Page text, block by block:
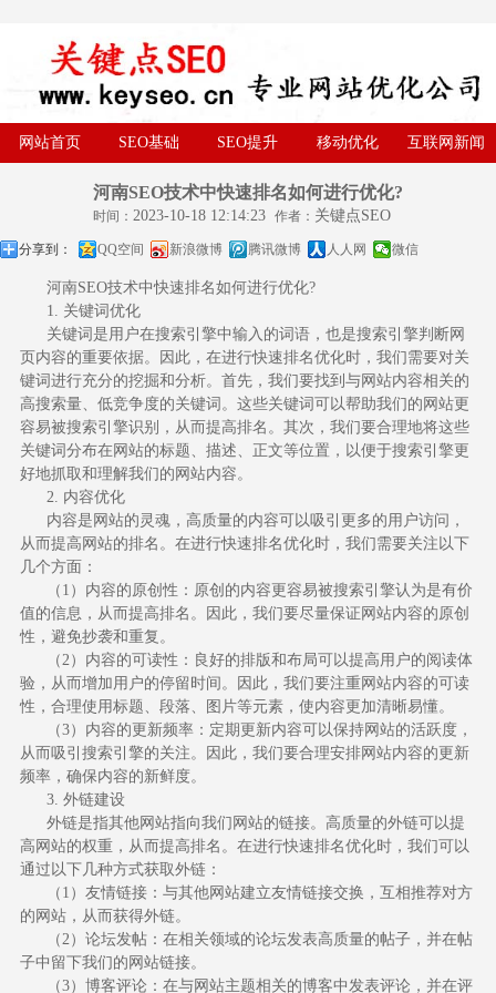
网站首页 SEO基础 SEO提升 移动优化 互联网新闻
河南SEO技术中快速排名如何进行优化?
时间： 2023-10-18 12:14:23 作者： 关键点SEO
分享到： QQ空间 新浪微博 腾讯微博 人人网 微信
河南SEO技术中快速排名如何进行优化?
1. 关键词优化
关键词是用户在搜索引擎中输入的词语，也是搜索引擎判断网
页内容的重要依据。因此，在进行快速排名优化时，我们需要对关
键词进行充分的挖掘和分析。首先，我们要找到与网站内容相关的
高搜索量、低竞争度的关键词。这些关键词可以帮助我们的网站更
容易被搜索引擎识别，从而提高排名。其次，我们要合理地将这些
关键词分布在网站的标题、描述、正文等位置，以便于搜索引擎更
好地抓取和理解我们的网站内容。
2. 内容优化
内容是网站的灵魂，高质量的内容可以吸引更多的用户访问，
从而提高网站的排名。在进行快速排名优化时，我们需要关注以下
几个方面：
（1）内容的原创性：原创的内容更容易被搜索引擎认为是有价
值的信息，从而提高排名。因此，我们要尽量保证网站内容的原创
性，避免抄袭和重复。
（2）内容的可读性：良好的排版和布局可以提高用户的阅读体
验，从而增加用户的停留时间。因此，我们要注重网站内容的可读
性，合理使用标题、段落、图片等元素，使内容更加清晰易懂。
（3）内容的更新频率：定期更新内容可以保持网站的活跃度，
从而吸引搜索引擎的关注。因此，我们要合理安排网站内容的更新
频率，确保内容的新鲜度。
3. 外链建设
外链是指其他网站指向我们网站的链接。高质量的外链可以提
高网站的权重，从而提高排名。在进行快速排名优化时，我们可以
通过以下几种方式获取外链：
（1）友情链接：与其他网站建立友情链接交换，互相推荐对方
的网站，从而获得外链。
（2）论坛发帖：在相关领域的论坛发表高质量的帖子，并在帖
子中留下我们的网站链接。
（3）博客评论：在与网站主题相关的博客中发表评论，并在评